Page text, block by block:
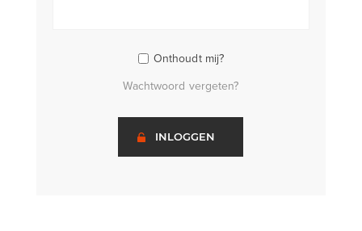
Onthoudt mij?
Wachtwoord vergeten?
INLOGGEN